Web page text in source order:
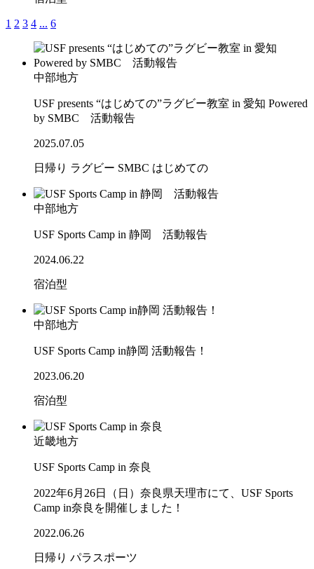
1 2 3 4 ... 6
中部地方
USF presents “はじめての”ラグビー教室 in 愛知 Powered
by SMBC 活動報告
2025.07.05
日帰り ラグビー SMBC はじめての
中部地方
USF Sports Camp in 静岡 活動報告
2024.06.22
宿泊型
中部地方
USF Sports Camp in静岡 活動報告！
2023.06.20
宿泊型
近畿地方
USF Sports Camp in 奈良
2022年6月26日（日）奈良県天理市にて、USF Sports
Camp in奈良を開催しました！
2022.06.26
日帰り パラスポーツ